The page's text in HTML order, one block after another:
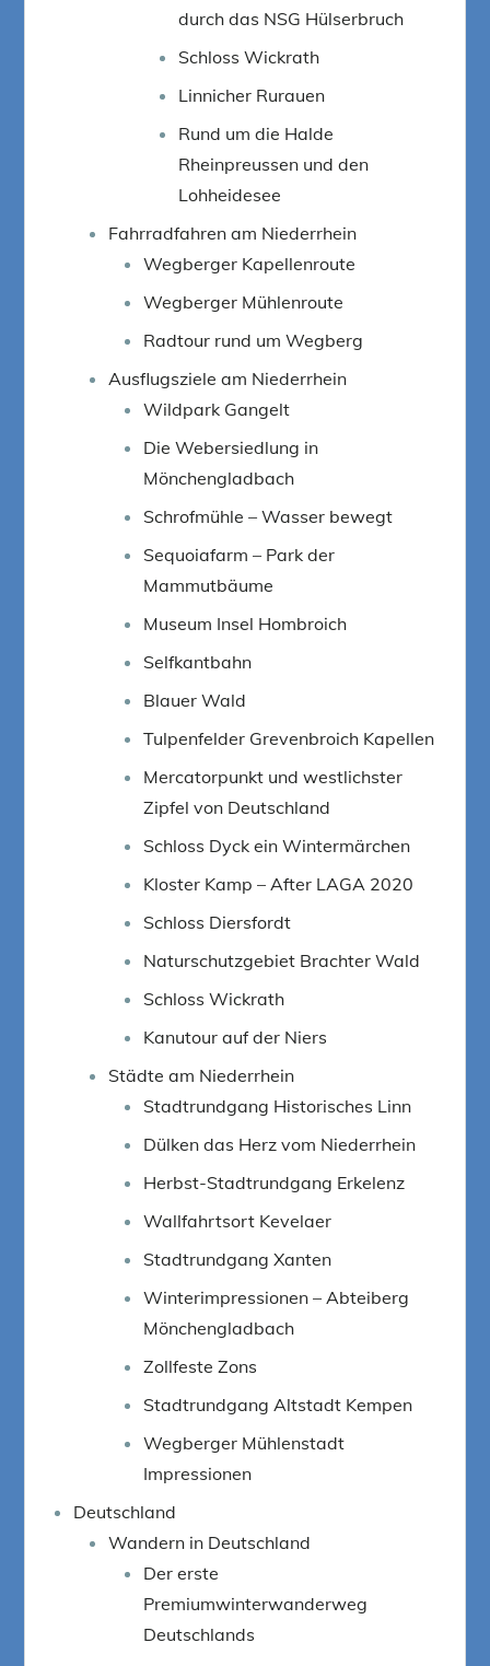
durch das NSG Hülserbruch
Schloss Wickrath
Linnicher Rurauen
Rund um die Halde
Rheinpreussen und den
Lohheidesee
Fahrradfahren am Niederrhein
Wegberger Kapellenroute
Wegberger Mühlenroute
Radtour rund um Wegberg
Ausflugsziele am Niederrhein
Wildpark Gangelt
Die Webersiedlung in
Mönchengladbach
Schrofmühle – Wasser bewegt
Sequoiafarm – Park der
Mammutbäume
Museum Insel Hombroich
Selfkantbahn
Blauer Wald
Tulpenfelder Grevenbroich Kapellen
Mercatorpunkt und westlichster
Zipfel von Deutschland
Schloss Dyck ein Wintermärchen
Kloster Kamp – After LAGA 2020
Schloss Diersfordt
Naturschutzgebiet Brachter Wald
Schloss Wickrath
Kanutour auf der Niers
Städte am Niederrhein
Stadtrundgang Historisches Linn
Dülken das Herz vom Niederrhein
Herbst-Stadtrundgang Erkelenz
Wallfahrtsort Kevelaer
Stadtrundgang Xanten
Winterimpressionen – Abteiberg
Mönchengladbach
Zollfeste Zons
Stadtrundgang Altstadt Kempen
Wegberger Mühlenstadt
Impressionen
Deutschland
Wandern in Deutschland
Der erste
Premiumwinterwanderweg
Deutschlands